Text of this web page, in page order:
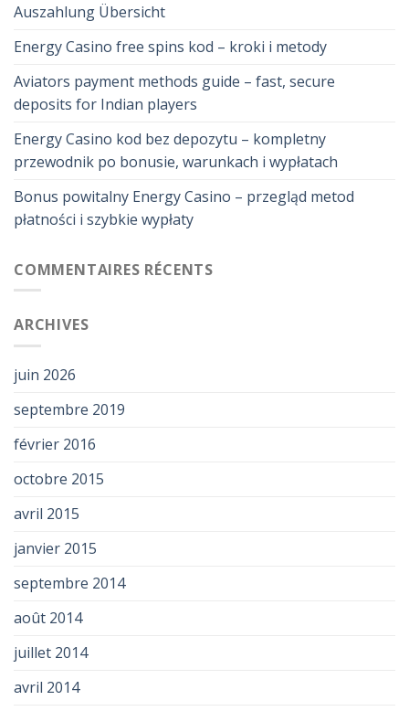
Auszahlung Übersicht
Energy Casino free spins kod – kroki i metody
Aviators payment methods guide – fast, secure
deposits for Indian players
Energy Casino kod bez depozytu – kompletny
przewodnik po bonusie, warunkach i wypłatach
Bonus powitalny Energy Casino – przegląd metod
płatności i szybkie wypłaty
COMMENTAIRES RÉCENTS
ARCHIVES
juin 2026
septembre 2019
février 2016
octobre 2015
avril 2015
janvier 2015
septembre 2014
août 2014
juillet 2014
avril 2014